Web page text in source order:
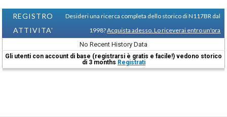
REGISTRO
ATTIVITA'
Desideri una ricerca completa dello storico di N117BR dal
1998?Acquista adesso. Lo riceverai entro un'ora
No Recent History Data
Gli utenti con account di base (registrarsi è gratis e facile!) vedono storico
di 3 months Registrati